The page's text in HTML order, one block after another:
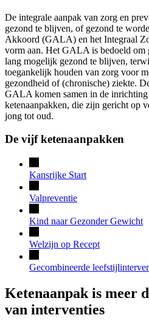
De integrale aanpak van zorg en
gezond te blijven, of gezond te
Akkoord (GALA) en het Integraal
vorm aan. Het GALA is bedoeld om
lang mogelijk gezond te blijven,
toegankelijk houden van zorg voor
gezondheid of (chronische) ziekte.
GALA komen samen in de
ketenaanpakken, die zijn gericht op
jong tot oud.
De vijf ketenaanpakken
Kansrijke Start
Valpreventie
Kind naar Gezonder Gewicht
Welzijn op Recept
Gecombineerde
Ketenaanpak is meer
van interventies